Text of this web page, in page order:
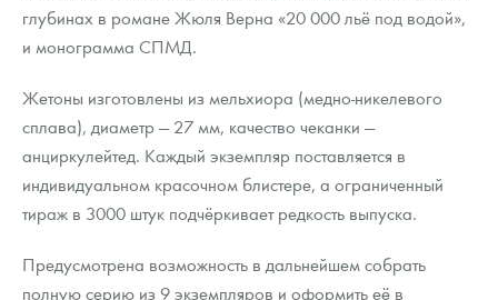
глубинах в романе Жюля Верна «20 000 льё под водой»,
и монограмма СПМД.
Жетоны изготовлены из мельхиора (медно-никелевого
сплава), диаметр — 27 мм, качество чеканки —
анциркулейтед. Каждый экземпляр поставляется в
индивидуальном красочном блистере, а ограниченный
тираж в 3000 штук подчёркивает редкость выпуска.
Предусмотрена возможность в дальнейшем собрать
полную серию из 9 экземпляров и оформить её в